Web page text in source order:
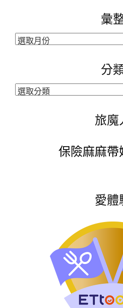
彙
彙
分
分
旅魔
保險麻麻帶
愛體